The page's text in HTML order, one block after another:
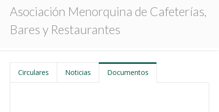
Asociación Menorquina de Cafeterías,
Bares y Restaurantes
Circulares Noticias Documentos